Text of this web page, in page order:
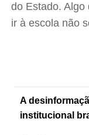
do Estado.
ir à escola não
A
institucional